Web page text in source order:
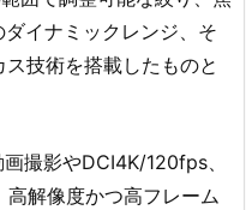
イナミックレンジ、そ
技術を搭載したものと
撮影やDCI4K/120fps、
解像度かつ高フレーム